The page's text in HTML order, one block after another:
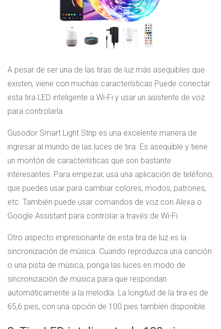
A pesar de ser una de las tiras de luz más asequibles que
existen, viene con muchas características Puede conectar
esta tira LED inteligente a Wi-Fi y usar un asistente de voz
para controlarla
Gusodor Smart Light Strip es una excelente manera de
ingresar al mundo de las luces de tira. Es asequible y tiene
un montón de características que son bastante
interesantes. Para empezar, usa una aplicación de teléfono,
que puedes usar para cambiar colores, modos, patrones,
etc. También puede usar comandos de voz con Alexa o
Google Assistant para controlar a través de Wi-Fi.
Otro aspecto impresionante de esta tira de luz es la
sincronización de música. Cuando reproduzca una canción
o una pista de música, ponga las luces en modo de
sincronización de música para que respondan
automáticamente a la melodía. La longitud de la tira es de
65,6 pies, con una opción de 100 pies también disponible.